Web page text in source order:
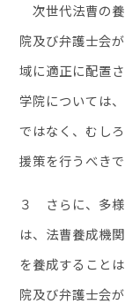
次世代法曹の
院及び弁護士会
域に適正に配置
学院については
ではなく、むし
援策を行うべきで
３ さらに、多
は、法曹養成機
を養成すること
院及び弁護士会